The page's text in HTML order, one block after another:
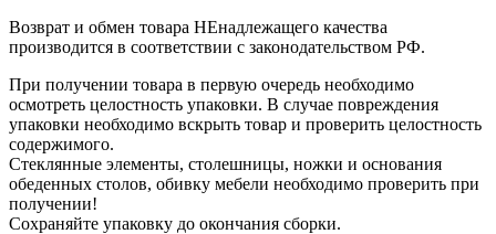
Возврат и обмен товара НЕнадлежащего качества
производится в соответствии с законодательством РФ.
При получении товара в первую очередь необходимо
осмотреть целостность упаковки. В случае повреждения
упаковки необходимо вскрыть товар и проверить целостность
содержимого.
Стеклянные элементы, столешницы, ножки и основания
обеденных столов, обивку мебели необходимо проверить при
получении!
Сохраняйте упаковку до окончания сборки.